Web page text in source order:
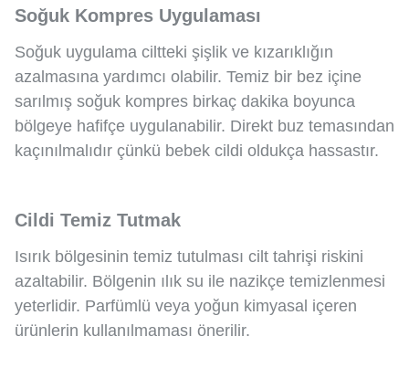
Soğuk Kompres Uygulaması
Soğuk uygulama ciltteki şişlik ve kızarıklığın
azalmasına yardımcı olabilir. Temiz bir bez içine
sarılmış soğuk kompres birkaç dakika boyunca
bölgeye hafifçe uygulanabilir. Direkt buz temasından
kaçınılmalıdır çünkü bebek cildi oldukça hassastır.
Cildi Temiz Tutmak
Isırık bölgesinin temiz tutulması cilt tahrişi riskini
azaltabilir. Bölgenin ılık su ile nazikçe temizlenmesi
yeterlidir. Parfümlü veya yoğun kimyasal içeren
ürünlerin kullanılmaması önerilir.